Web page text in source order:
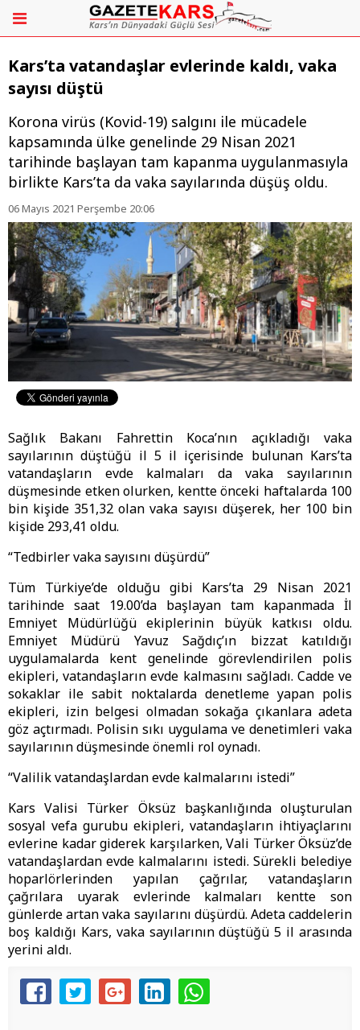
Kars’ta vatandaşlar evlerinde kaldı, vaka
sayısı düştü
Korona virüs (Kovid-19) salgını ile mücadele
kapsamında ülke genelinde 29 Nisan 2021
tarihinde başlayan tam kapanma uygulanmasıyla
birlikte Kars’ta da vaka sayılarında düşüş oldu.
06 Mayıs 2021 Perşembe 20:06
Sağlık Bakanı Fahrettin Koca’nın açıkladığı vaka
sayılarının düştüğü il 5 il içerisinde bulunan Kars’ta
vatandaşların evde kalmaları da vaka sayılarının
düşmesinde etken olurken, kentte önceki haftalarda 100
bin kişide 351,32 olan vaka sayısı düşerek, her 100 bin
kişide 293,41 oldu.
“Tedbirler vaka sayısını düşürdü”
Tüm Türkiye’de olduğu gibi Kars’ta 29 Nisan 2021
tarihinde saat 19.00’da başlayan tam kapanmada İl
Emniyet Müdürlüğü ekiplerinin büyük katkısı oldu.
Emniyet Müdürü Yavuz Sağdıç’ın bizzat katıldığı
uygulamalarda kent genelinde görevlendirilen polis
ekipleri, vatandaşların evde kalmasını sağladı. Cadde ve
sokaklar ile sabit noktalarda denetleme yapan polis
ekipleri, izin belgesi olmadan sokağa çıkanlara adeta
göz açtırmadı. Polisin sıkı uygulama ve denetimleri vaka
sayılarının düşmesinde önemli rol oynadı.
“Valilik vatandaşlardan evde kalmalarını istedi”
Kars Valisi Türker Öksüz başkanlığında oluşturulan
sosyal vefa gurubu ekipleri, vatandaşların ihtiyaçlarını
evlerine kadar giderek karşılarken, Vali Türker Öksüz’de
vatandaşlardan evde kalmalarını istedi. Sürekli belediye
hoparlörlerinden yapılan çağrılar, vatandaşların
çağrılara uyarak evlerinde kalmaları kentte son
günlerde artan vaka sayılarını düşürdü. Adeta caddelerin
boş kaldığı Kars, vaka sayılarının düştüğü 5 il arasında
yerini aldı.